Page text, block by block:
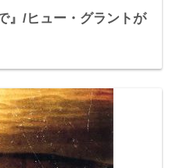
』/ヒュー・グラントが